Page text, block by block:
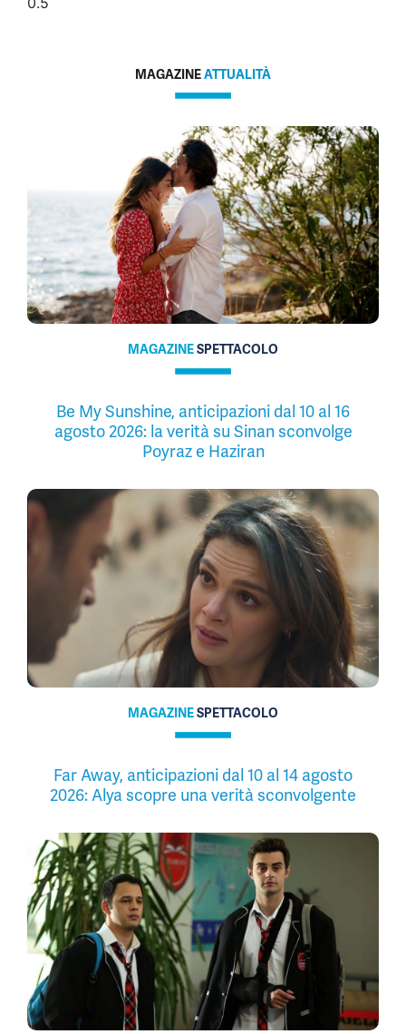
MAGAZINEATTUALITÀ
MAGAZINESPETTACOLO
Be My Sunshine, anticipazioni dal 10 al 16
agosto 2026: la verità su Sinan sconvolge
Poyraz e Haziran
MAGAZINESPETTACOLO
Far Away, anticipazioni dal 10 al 14 agosto
2026: Alya scopre una verità sconvolgente